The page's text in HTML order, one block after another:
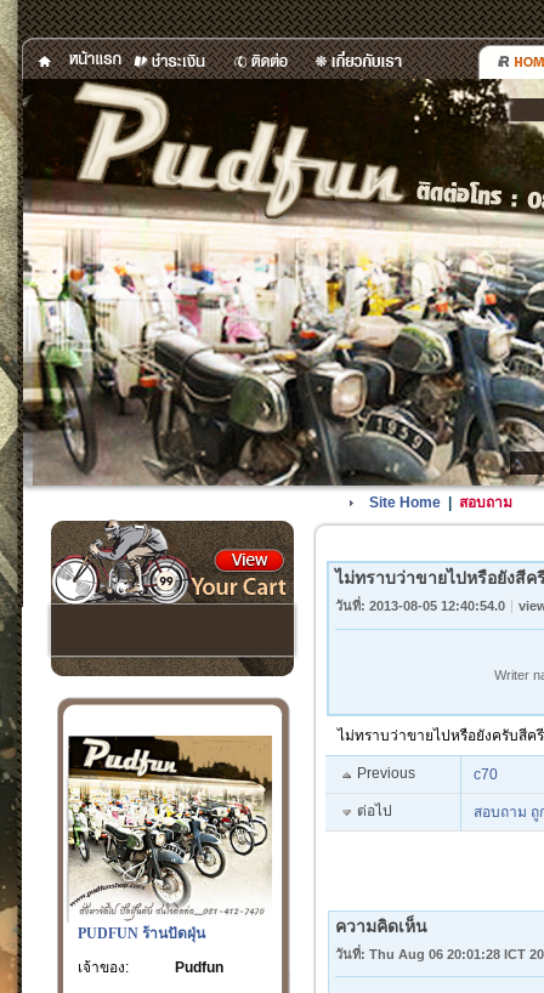
PUDFUN ร้านปัดฝุ่น
เจ้าของ:
Pudfun
Site Home| สอบถาม
ไม่ทราบว่าขายไปหรือยังสีค
วันที่: 2013-08-05 12:40:54.0
Writer
ไม่ทราบว่าขายไปหรือยังครับสีค
Previous c70
ต่อไป สอบถาม ถู
ความคิดเห็น
วันที่: Thu Aug 06 20:01:28 ICT